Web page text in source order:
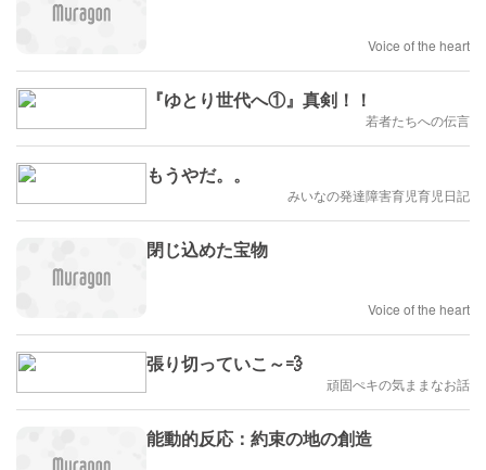
Voice of the heart
『ゆとり世代へ①』真剣！！
若者たちへの伝言
もうやだ。。
みいなの発達障害育児育児日記
閉じ込めた宝物
Voice of the heart
張り切っていこ～💨
頑固ぺキの気ままなお話
能動的反応：約束の地の創造